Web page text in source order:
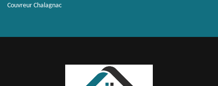
Couvreur Chalagnac